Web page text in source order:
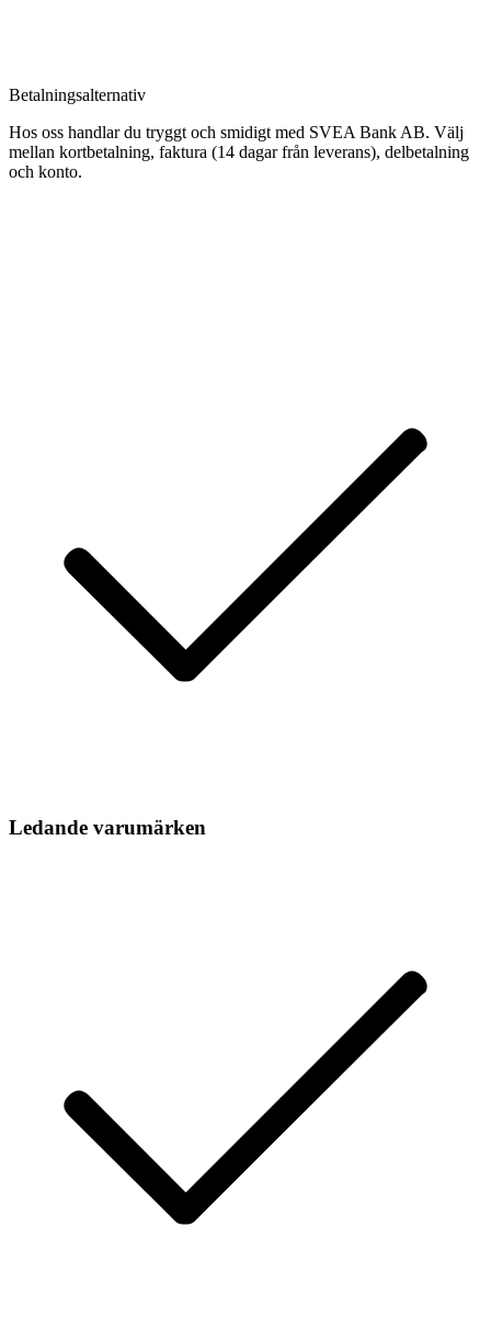
Betalningsalternativ
Hos oss handlar du tryggt och smidigt med SVEA Bank AB. Välj
mellan kortbetalning, faktura (14 dagar från leverans), delbetalning
och konto.
Ledande varumärken